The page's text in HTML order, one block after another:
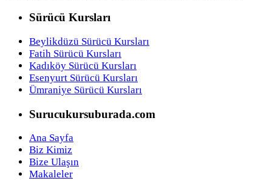
Sürücü Kursları
Beylikdüzü Sürücü Kursları
Fatih Sürücü Kursları
Kadıköy Sürücü Kursları
Esenyurt Sürücü Kursları
Ümraniye Sürücü Kursları
Surucukursuburada.com
Ana Sayfa
Biz Kimiz
Bize Ulaşın
Makaleler